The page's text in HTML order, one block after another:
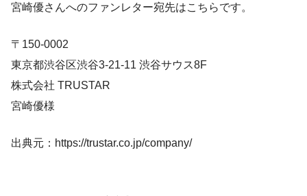
宮崎優さんへのファンレター宛先はこちらです。
〒150-0002
東京都渋谷区渋谷3-21-11 渋谷サウス8F
株式会社 TRUSTAR
宮崎優様
出典元：https://trustar.co.jp/company/